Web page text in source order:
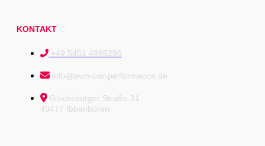
KONTAKT
+49 5451 4995296
info@avm-car-performance.de
Glücksburger Straße 31
49477 Ibbenbüren